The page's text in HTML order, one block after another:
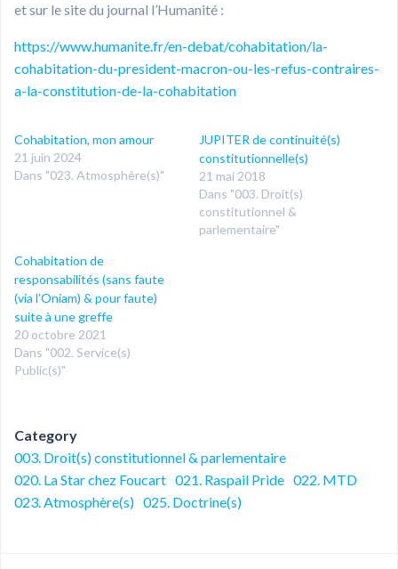
et sur le site du journal l’Humanité :
https://www.humanite.fr/en-debat/cohabitation/la-
cohabitation-du-president-macron-ou-les-refus-contraires-
a-la-constitution-de-la-cohabitation
Cohabitation, mon amour
21 juin 2024
Dans "023. Atmosphère(s)"
JUPITER de continuité(s)
constitutionnelle(s)
21 mai 2018
Dans "003. Droit(s)
constitutionnel &
parlementaire"
Cohabitation de
responsabilités (sans faute
(via l’Oniam) & pour faute)
suite à une greffe
20 octobre 2021
Dans "002. Service(s)
Public(s)"
Category
003. Droit(s) constitutionnel & parlementaire
020. La Star chez Foucart 021. Raspail Pride 022. MTD
023. Atmosphère(s) 025. Doctrine(s)